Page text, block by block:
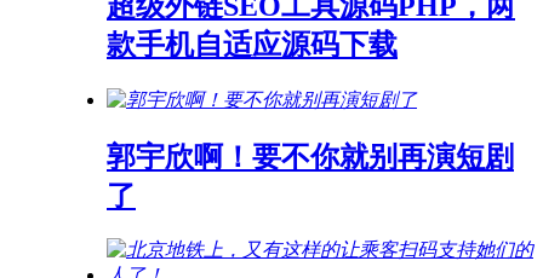
款手机自适应源码下载
郭宇欣啊！要不你就别再演短剧
了